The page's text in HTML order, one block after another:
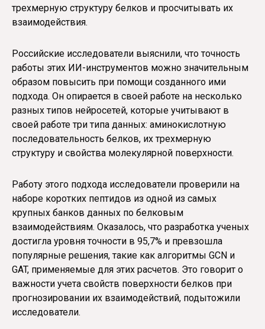
трехмерную структуру белков и просчитывать их
взаимодействия.
Российские исследователи выяснили, что точность
работы этих ИИ-инструментов можно значительным
образом повысить при помощи созданного ими
подхода. Он опирается в своей работе на несколько
разных типов нейросетей, которые учитывают в
своей работе три типа данных: аминокислотную
последовательность белков, их трехмерную
структуру и свойства молекулярной поверхности.
Работу этого подхода исследователи проверили на
наборе коротких пептидов из одной из самых
крупных банков данных по белковым
взаимодействиям. Оказалось, что разработка ученых
достигла уровня точности в 95,7% и превзошла
популярные решения, такие как алгоритмы GCN и
GAT, применяемые для этих расчетов. Это говорит о
важности учета свойств поверхности белков при
прогнозировании их взаимодействий, подытожили
исследователи.